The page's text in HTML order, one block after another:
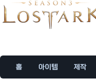
홈 아이템 제작